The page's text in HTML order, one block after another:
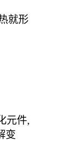
就形
元件,
变